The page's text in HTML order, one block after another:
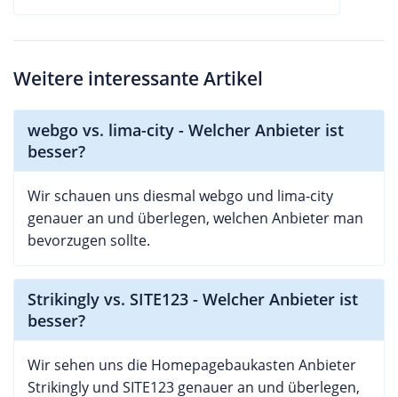
Weitere interessante Artikel
webgo vs. lima-city - Welcher Anbieter ist
besser?
Wir schauen uns diesmal webgo und lima-city
genauer an und überlegen, welchen Anbieter man
bevorzugen sollte.
Strikingly vs. SITE123 - Welcher Anbieter ist
besser?
Wir sehen uns die Homepagebaukasten Anbieter
Strikingly und SITE123 genauer an und überlegen,